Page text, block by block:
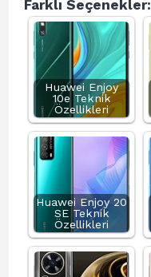
Farklı Seçenekler:
Huawei Enjoy
10e Teknik
Özellikleri
Huawei Enjoy 20
SE Teknik
Özellikleri